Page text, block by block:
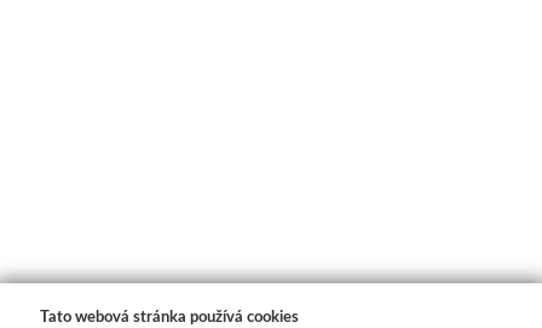
Tato webová stránka používá cookies